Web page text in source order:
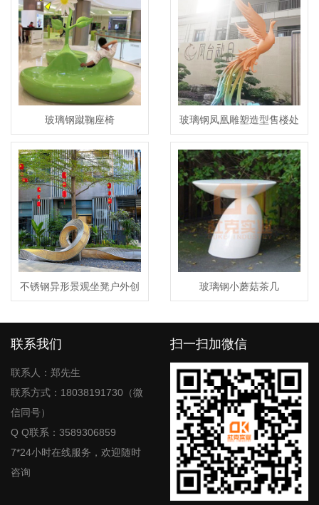
玻璃钢蹴鞠座椅
玻璃钢凤凰雕塑造型售楼处
小区公园景观摆件
不锈钢异形景观坐凳户外创
意艺术休闲座椅
玻璃钢小蘑菇茶几
联系我们
联系人：郑先生
联系方式：18038191730（微
信同号）
Q Q联系：3589306859
7*24小时在线服务，欢迎随时
咨询
扫一扫加微信